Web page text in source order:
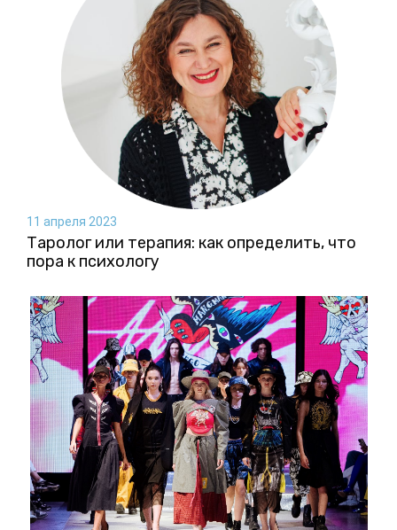
11 апреля 2023
Таролог или терапия: как определить, что
пора к психологу